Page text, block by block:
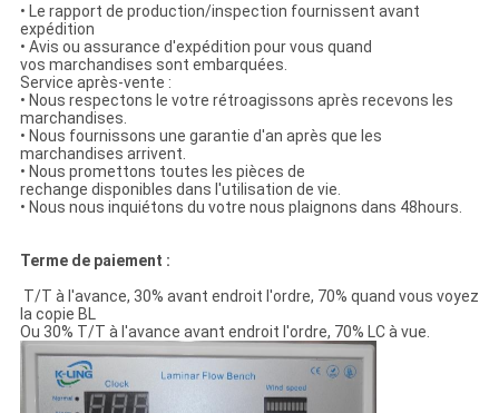
• Le rapport de production/inspection fournissent avant
expédition
• Avis ou assurance d'expédition pour vous quand
vos marchandises sont embarquées.
Service après-vente :
• Nous respectons le votre rétroagissons après recevons les
marchandises.
• Nous fournissons une garantie d'an après que les
marchandises arrivent.
• Nous promettons toutes les pièces de
rechange disponibles dans l'utilisation de vie.
• Nous nous inquiétons du votre nous plaignons dans 48hours.
Terme de paiement :
T/T à l'avance, 30% avant endroit l'ordre, 70% quand vous voyez
la copie BL
Ou 30% T/T à l'avance avant endroit l'ordre, 70% LC à vue.